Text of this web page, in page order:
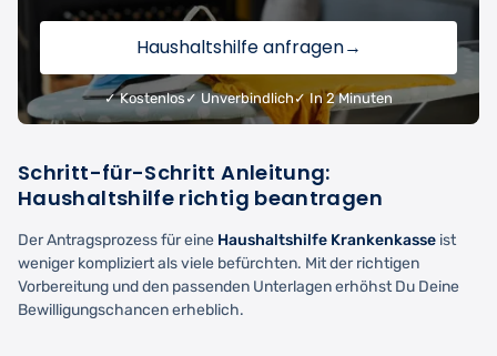
Haushaltshilfe anfragen→
✓ Kostenlos✓ Unverbindlich ✓ In 2 Minuten
Schritt-für-Schritt Anleitung:
Haushaltshilfe richtig beantragen
Der Antragsprozess für eine Haushaltshilfe Krankenkasse ist
weniger kompliziert als viele befürchten. Mit der richtigen
Vorbereitung und den passenden Unterlagen erhöhst Du Deine
Bewilligungschancen erheblich.